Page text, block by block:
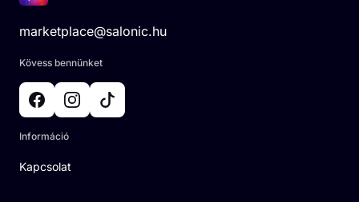
marketplace@salonic.hu
Kövess bennünket
Információ
Kapcsolat